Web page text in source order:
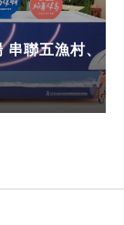
串聯五漁村、